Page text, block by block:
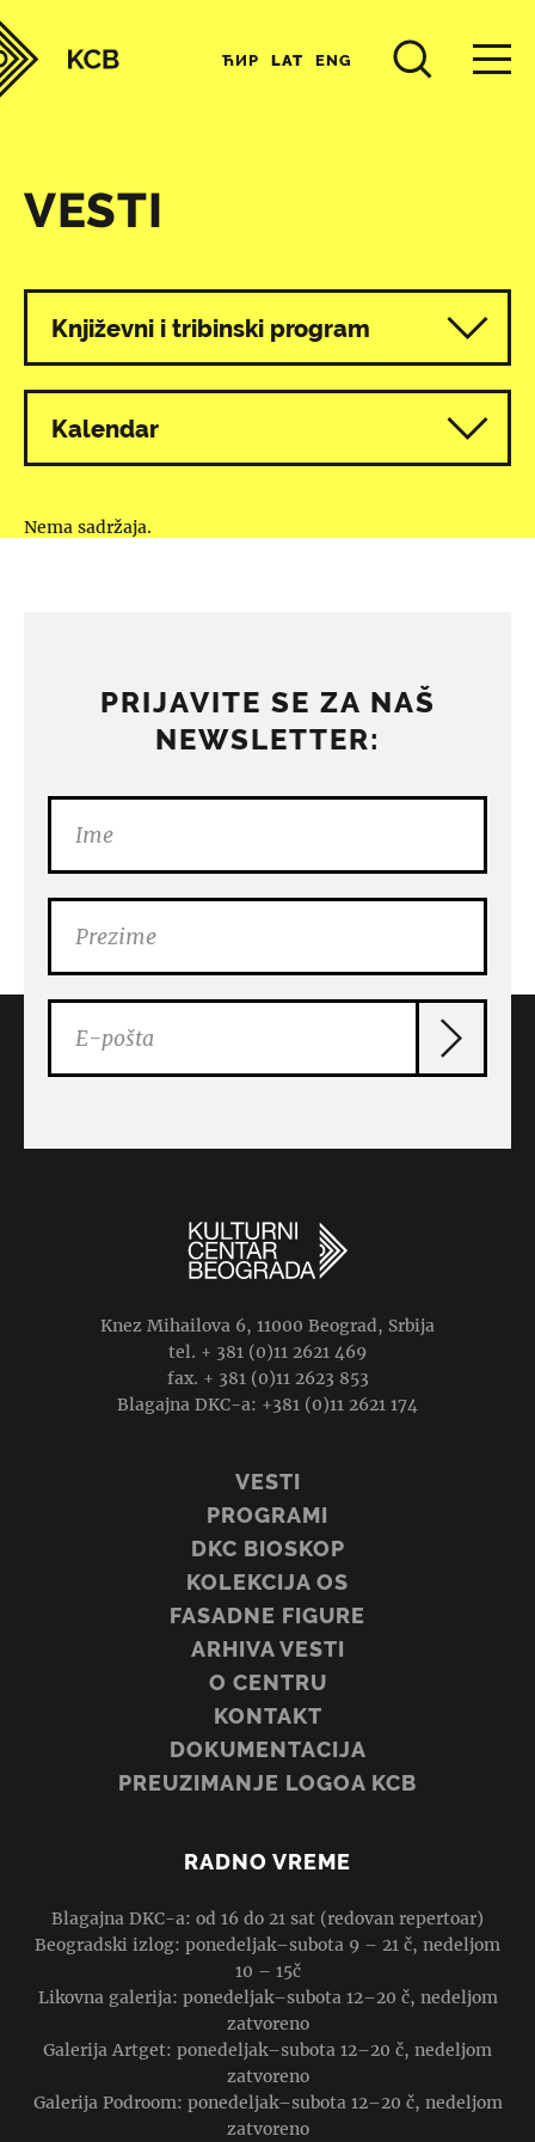
ЋИР LAT ENG
VESTI
Svi programi
Književni i tribinski program
Kalendar
Nema sadržaja.
PRIJAVITE SE ZA NAŠ
NEWSLETTER:
Knez Mihailova 6, 11000 Beograd, Srbija
tel. + 381 (0)11 2621 469
fax. + 381 (0)11 2623 853
Blagajna DKC-a: +381 (0)11 2621 174
VESTI
PROGRAMI
DKC BIOSKOP
KOLEKCIJA OS
FASADNE FIGURE
ARHIVA VESTI
O CENTRU
KONTAKT
DOKUMENTACIJA
PREUZIMANJE LOGOA KCB
RADNO VREME
Blagajna DKC-a: od 16 do 21 sat (redovan repertoar)
Beogradski izlog: ponedeljak–subota 9 – 21 č, nedeljom
10 – 15č
Likovna galerija: ponedeljak–subota 12–20 č, nedeljom
zatvoreno
Galerija Artget: ponedeljak–subota 12–20 č, nedeljom
zatvoreno
Galerija Podroom: ponedeljak–subota 12–20 č, nedeljom
zatvoreno